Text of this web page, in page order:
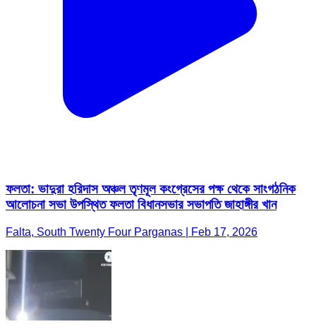
ফলতা: ভাদুরা হরিদাস অঞ্চল তৃণমূল কংগ্রেসের পক্ষ থেকে সাংগঠনিক
আলোচনা সভা উপস্থিত ফলতা বিধানসভার সভাপতি জাহাঙ্গীর খান
Falta, South Twenty Four Parganas | Feb 17, 2026